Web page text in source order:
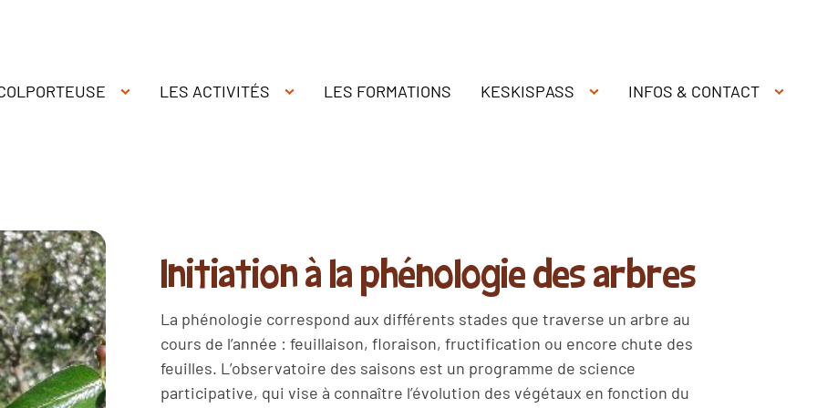
LES ACTIVITÉS LES FORMATIONS KESKISPASS INFOS & CONTACT
Initiation à la phénologie des arbres
La phénologie correspond aux différents stades que traverse un arbre au
cours de l’année : feuillaison, floraison, fructification ou encore chute des
feuilles. L’observatoire des saisons est un programme de science
participative, qui vise à connaître l’évolution des végétaux en fonction du